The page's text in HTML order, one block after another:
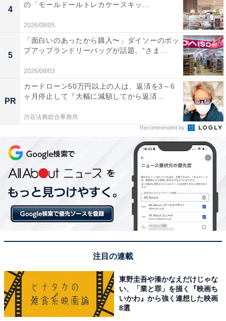
4
の「モールドールトレカケースキッ...
2026/08/05
5
「面白いのあったから購入〜」ダイソーのポッ
プアップランドリーバッグが話題。“さま...
2026/08/03
PR
カードローン50万円以上の人は、返済を3～6
ヶ月停止して『大幅に減額してから返済...
渋谷法務総合事務所
Recommended by
注目の連載
東野圭吾や湊かなえだけじゃな
い、「業と罪」を描く『映画ち
いかわ』から強く連想した映画
8選